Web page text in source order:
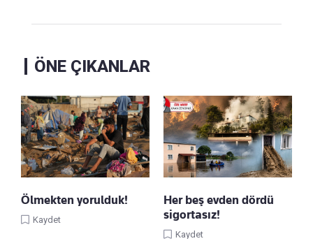
ÖNE ÇIKANLAR
Ölmekten yorulduk!
Kaydet
Her beş evden dördü
sigortasız!
Kaydet